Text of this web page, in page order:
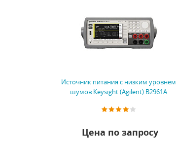
Источник питания с низким уровнем
шумов Keysight (Agilent) B2961A
Цена по запросу